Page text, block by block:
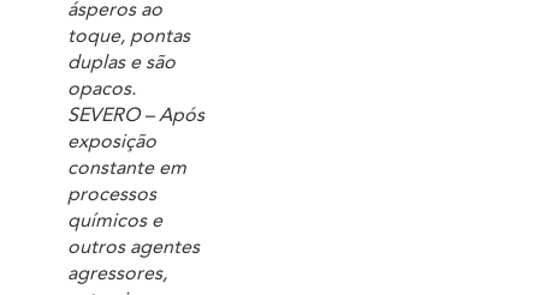
ásperos ao
toque, pontas
duplas e são
opacos.
SEVERO – Após
exposição
constante em
processos
químicos e
outros agentes
agressores,